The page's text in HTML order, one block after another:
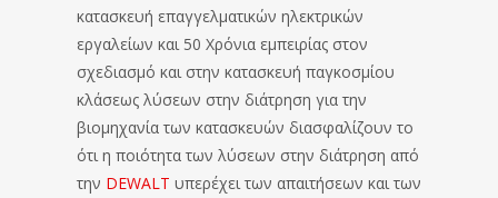
κατασκευή επαγγελματικών ηλεκτρικών
εργαλείων και 50 Χρόνια εμπειρίας στον
σχεδιασμό και στην κατασκευή παγκοσμίου
κλάσεως λύσεων στην διάτρηση για την
βιομηχανία των κατασκευών διασφαλίζουν το
ότι η ποιότητα των λύσεων στην διάτρηση από
την DEWALT υπερέχει των απαιτήσεων και των